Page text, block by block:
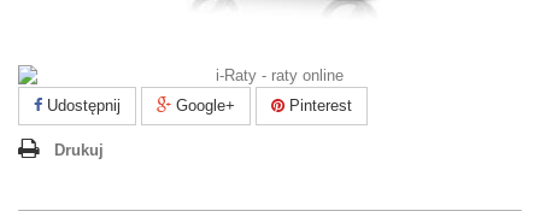
Udostępnij Google+ Pinterest
Drukuj